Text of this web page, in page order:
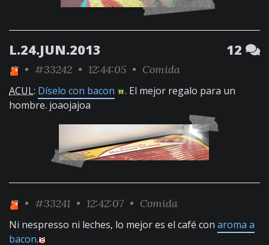
L.24.JUN.2013 12
• #33242 • 12:44:05 • Comida
ACUL: Díselo con bacon
. El mejor regalo para un
hombre. joaojajoa
• #33241 • 12:42:07 • Comida
Ni nespresso ni leches, lo mejor es el café con aroma a
bacon.